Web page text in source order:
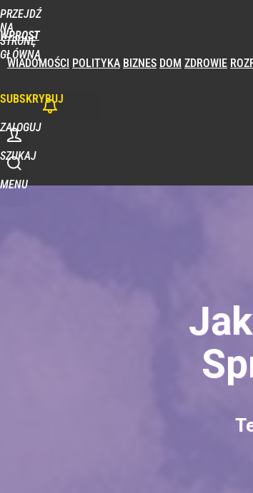
PRZEJDŹ
NA
STRONĘ
GŁÓWNĄ
WPROST
WIADOMOŚCI POLITYKA BIZNES DOM ZDROWIE
SUBSKRYBUJ
ZALOGUJ
SZUKAJ
MENU